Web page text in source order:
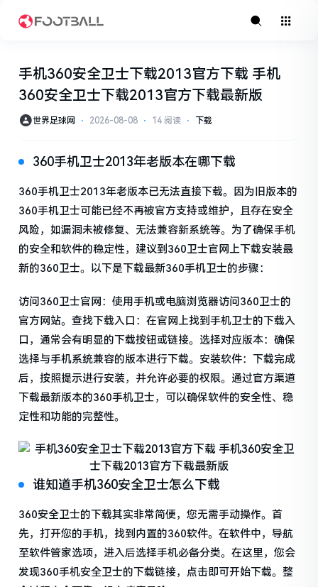
手机360安全卫士下载2013官方下载 手机
360安全卫士下载2013官方下载最新版
世界足球网 ⋅ 2026-08-08 ⋅ 14 阅读 ⋅ 下载
360手机卫士2013年老版本在哪下载
360手机卫士2013年老版本已无法直接下载。因为旧版本的
360手机卫士可能已经不再被官方支持或维护，且存在安全
风险，如漏洞未被修复、无法兼容新系统等。为了确保手机
的安全和软件的稳定性，建议到360卫士官网上下载安装最
新的360卫士。以下是下载最新360手机卫士的步骤：
访问360卫士官网：使用手机或电脑浏览器访问360卫士的
官方网站。查找下载入口：在官网上找到手机卫士的下载入
口，通常会有明显的下载按钮或链接。选择对应版本：确保
选择与手机系统兼容的版本进行下载。安装软件：下载完成
后，按照提示进行安装，并允许必要的权限。通过官方渠道
下载最新版本的360手机卫士，可以确保软件的安全性、稳
定性和功能的完整性。
谁知道手机360安全卫士怎么下载
360安全卫士的下载其实非常简便，您无需手动操作。首
先，打开您的手机，找到内置的360软件。在软件中，导航
至软件管家选项，进入后选择手机必备分类。在这里，您会
发现360手机安全卫士的下载链接，点击即可开始下载。整